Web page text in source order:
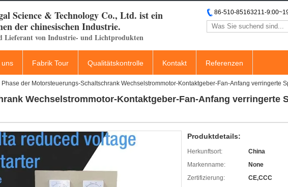
Science & Technology Co., Ltd. ist ein
der chinesischen Industrie.
Lieferant von Industrie- und Lichtprodukten
86-510-85163211-
uns Fabrik Tour Qualitätskontrolle Kontakt Referenzen
Phase der Motorsteuerungs-Schaltschrank Wechselstrommotor-Kontaktgeber-Fan-Anfang verringerte
Wechselstrommotor-Kontaktgeber-Fan-Anfang verringerte
Produktdetails:
Herkunftsort:
China
Markenname:
None
Zertifizierung:
CE,CCC